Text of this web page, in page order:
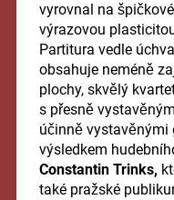
vyrovnal na
výrazovou
Partitura vedle
obsahuje neméně
plochy, skvělý
s přesně
účinně vystavěnými
výsledkem
Constantin Trinks,
také pražské